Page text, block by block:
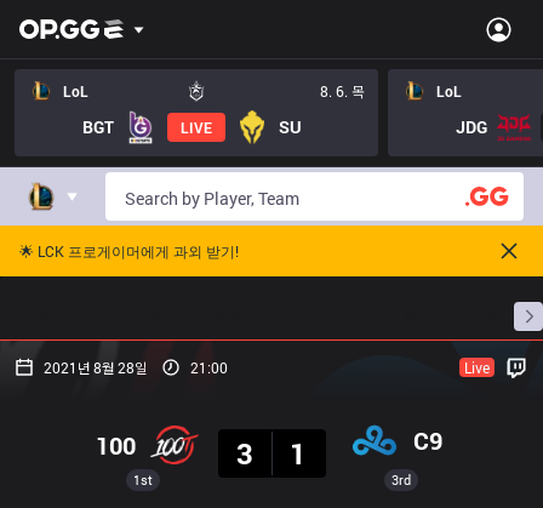
LoL 8. 6. 목
BGT LIVE SU
LoL
JDG
🌟 LCK 프로게이머에게 과외 받기!
프로빌
2021년 8월 28일 21:00 Live
1st
100
3
1 C9
3rd